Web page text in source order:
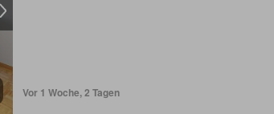
Vor 1 Woche, 2 Tagen